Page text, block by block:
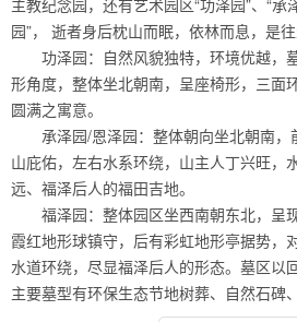
园”， 逝者身后枕山而眠，依林而息，是
功泽园：自然风貌独特，环境优越，
形角度，整体坐北朝南，呈座椅形，三面
圆满之寓意。
承泽园/恩泽园：整体朝向坐北朝南
山庇佑，左右水系环绕，山主人丁兴旺，
远、福泽后人的福田吉地。
福泽园：整体园区坐西南朝东北，呈
霞红地形球镇守，后有彩虹地形亭据势，
水道环绕，尽显福泽后人的形态。墓区以
主要墓型有环保生态节地树葬、自然石碑